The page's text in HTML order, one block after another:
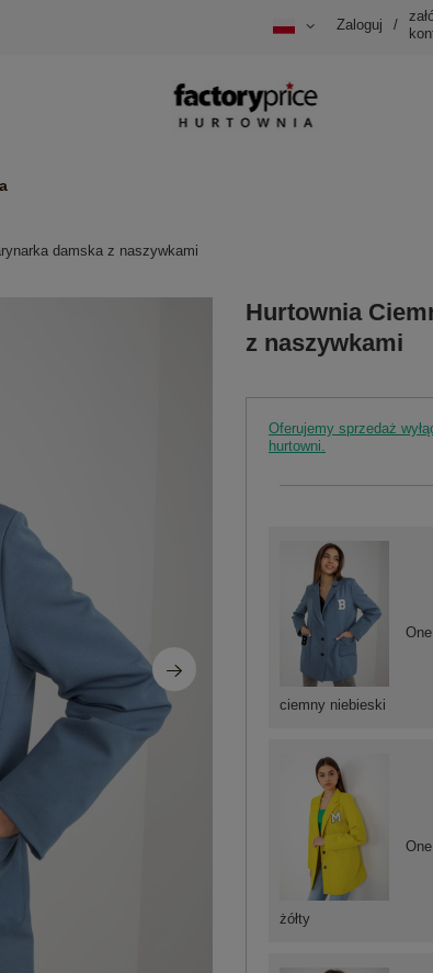
Zaloguj /
damska z naszywkami
Hurtownia
z naszywkami
Oferujemy sprzedaż
hurtowni.
żółty
ciemny niebieski